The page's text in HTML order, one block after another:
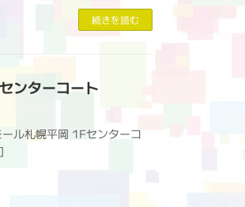
続きを読む
ンターコート
ル札幌平岡 1Fセンターコ